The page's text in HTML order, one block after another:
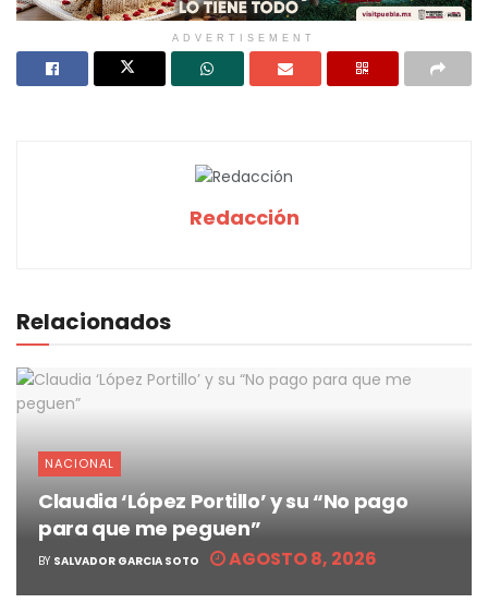
ADVERTISEMENT
Redacción
Relacionados
NACIONAL
Claudia ‘López Portillo’ y su “No pago
para que me peguen”
BY SALVADOR GARCIA SOTO AGOSTO 8, 2026